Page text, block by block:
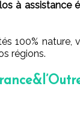
à assistance
100% nature,
régions.